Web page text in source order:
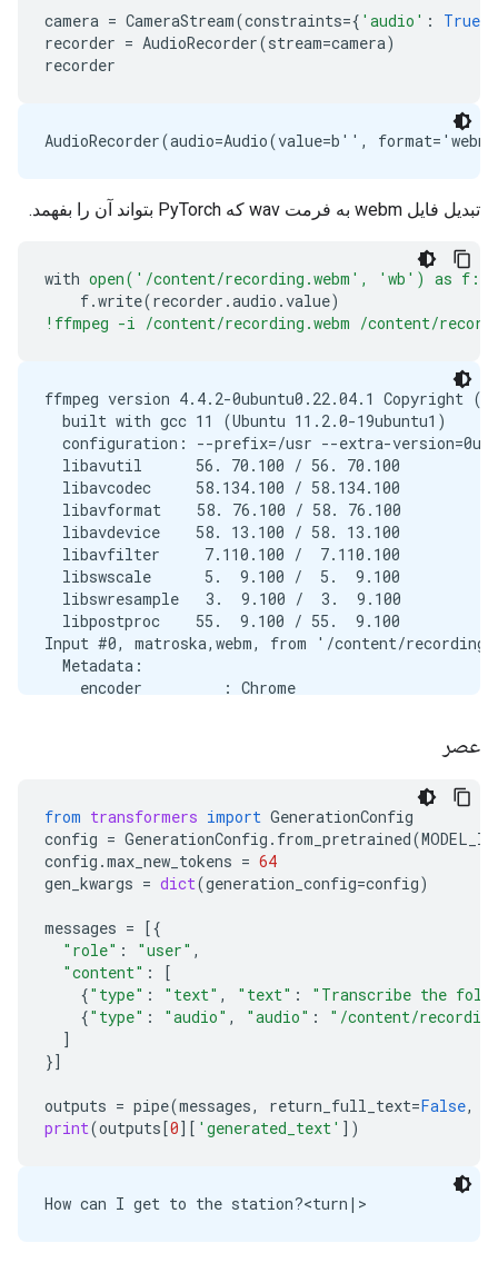
camera = CameraStream(constraints={ 'audio' : True
recorder = AudioRecorder(stream=camera)
recorder
تبدیل فایل webm به فرمت wav که PyTorch بتواند آن را بفهمد.
with open('/content/recording.webm', 'wb') as f:
f.write(recorder .audio .value)
!ffmpeg -i /content/recording.webm /content/
ffmpeg version 4.4.2-0ubuntu0.22.04.1 Copyright (c)
  built with gcc 11 (Ubuntu 11.2.0-19ubuntu1)
configuration: --prefix=/usr --extra-
  libavutil      56. 70.100 / 56. 70.100
  libavcodec     58.134.100 / 58.134.100
  libavformat    58. 76.100 / 58. 76.100
  libavdevice    58. 13.100 / 58. 13.100
  libavfilter     7.110.100 /  7.110.100
  libswscale      5.  9.100 /  5.  9.100
  libswresample   3.  9.100 /  3.  9.100
  libpostproc    55.  9.100 / 55.  9.100
Input #0, matroska,webm, from '/content/
  Metadata:
    encoder         : Chrome
Output #0, wav, to '/content/recording.wav':
  Metadata:
    ISFT            : Lavf58.76.100
Stream #0:0(eng): Audio: pcm_s16le
      encoder         : Lavc58.134.100 pcm_s16le
size=     287kB time=00:00:02.99 bitrate=
عصر
from transformers import GenerationConfig
config = GenerationConfig . from_pretrained(MODEL_ID
config .max_new_tokens = 64
gen_kwargs = dict(generation_config=config)
messages = [{
"role" : "user" ,
"content" :
[
{"type" : "text" , "text" :
"Transcribe the
{"type" : "audio" , "audio" :
"/content/
]
}]
outputs = pipe(messages, return_full_text=False,
print(outputs[0][ 'generated_text' ])